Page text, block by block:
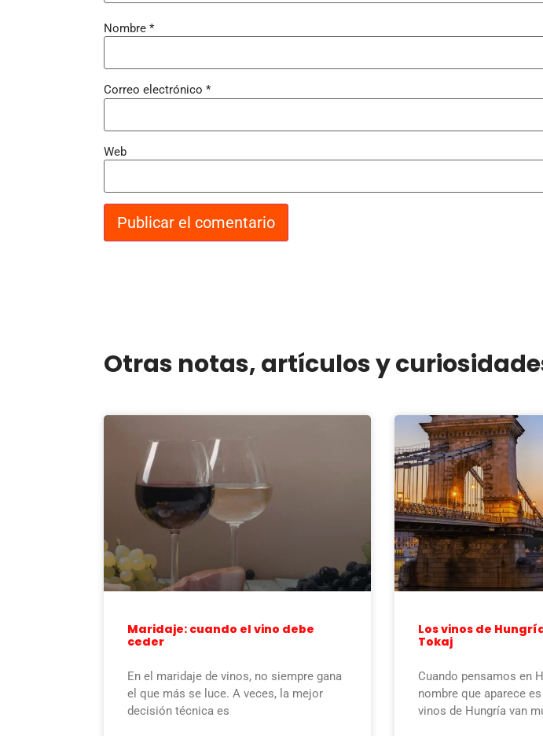
Nombre *
Correo electrónico *
Web
Otras notas, artículos y
Maridaje: cuando el vino debe
ceder
En el maridaje de vinos, no siempre gana
el que más se luce. A veces, la mejor
decisión técnica es
Los vinos de
Tokaj
Cuando pensamos en
nombre que aparece
vinos de Hungría van